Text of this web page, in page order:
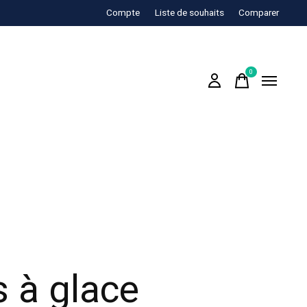
Compte Liste de souhaits Comparer
0items
à glace